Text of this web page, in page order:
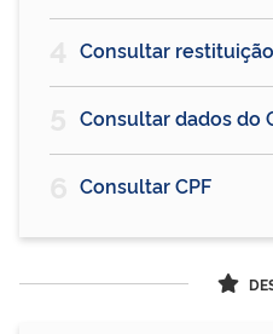
Consultar
Consultar dados do
Consultar CPF